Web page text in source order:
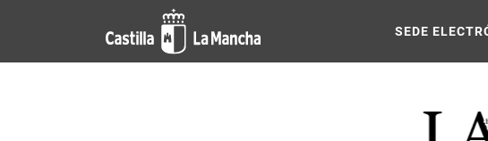
Pasar al contenido principal
SEDE